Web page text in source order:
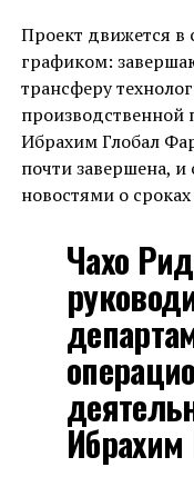
Проект движется в
графиком:
трансферу
производственной
Ибрахим Глобал
почти завершена,
новостями о
Чахо